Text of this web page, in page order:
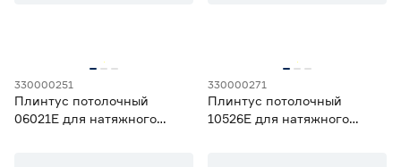
Нет
Длина (м)
330000251
Плинтус потолочный
06021Е для натяжного
330000271
Плинтус потолочный
10526E для натяжного